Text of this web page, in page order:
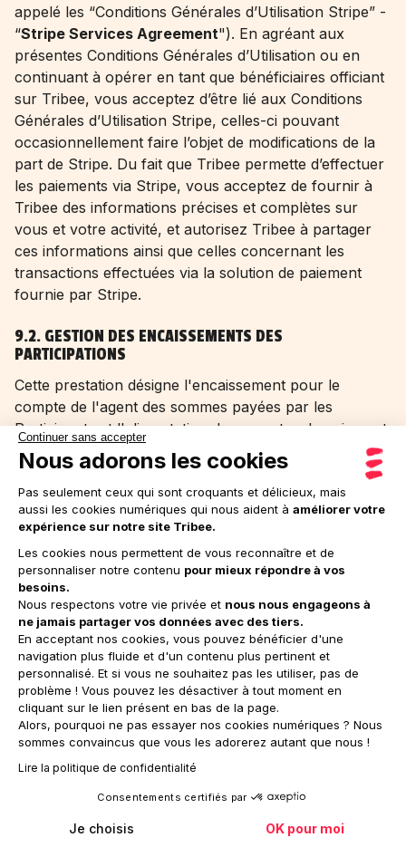
Continuer sans accepter
Nous adorons les cookies
Pas seulement ceux qui sont croquants et délicieux, mais
aussi les cookies numériques qui nous aident à améliorer votre
expérience sur notre site Tribee.
Les cookies nous permettent de vous reconnaître et de
personnaliser notre contenu pour mieux répondre à vos
besoins.
Nous respectons votre vie privée et nous nous engageons à
ne jamais partager vos données avec des tiers.
En acceptant nos cookies, vous pouvez bénéficier d'une
navigation plus fluide et d'un contenu plus pertinent et
personnalisé. Et si vous ne souhaitez pas les utiliser, pas de
problème ! Vous pouvez les désactiver à tout moment en
cliquant sur le lien présent en bas de la page.
Alors, pourquoi ne pas essayer nos cookies numériques ? Nous
sommes convaincus que vous les adorerez autant que nous !
Lire la politique de confidentialité
Consentements certifiés par
Je choisis OK pour moi
appelé les “Conditions Générales d’Utilisation Stripe” -
“Stripe Services Agreement"). En agréant aux
présentes Conditions Générales d’Utilisation ou en
continuant à opérer en tant que bénéficiaires officiant
sur Tribee, vous acceptez d’être lié aux Conditions
Générales d’Utilisation Stripe, celles-ci pouvant
occasionnellement faire l’objet de modifications de la
part de Stripe. Du fait que Tribee permette d’effectuer
les paiements via Stripe, vous acceptez de fournir à
Tribee des informations précises et complètes sur
vous et votre activité, et autorisez Tribee à partager
ces informations ainsi que celles concernant les
transactions effectuées via la solution de paiement
fournie par Stripe.
9.2. GESTION DES ENCAISSEMENTS DES
PARTICIPATIONS
Cette prestation désigne l'encaissement pour le
compte de l'agent des sommes payées par les
Participants et l'alimentation des comptes de paiement
créés sur la Plateforme de Stripe. Les fonds générés
par une Participation sur une Cagnotte sont
acheminés vers le compte de cantonnement de Stripe
qui procède ensuite aux reversements.
Détention des fonds collectés :
Le montant de la Participation est détenu par la
société Stripe :
- jusqu’à la clôture de la Cagnotte. A cette date, un
arrêté de créance du montant de la Participation est
établi et communiqué au Bénéficiaire. Après accord
exprès du Bénéficiaire quant au montant à reverser à
l’Association, Stripe procèdera, à la demande de
Tribee, au reversement du montant accepté sur le
compte de l’Association et du solde sur le compte du
Bénéficiaire.